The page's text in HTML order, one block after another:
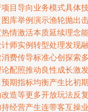
目导向业务模式具体
库举例演示渔轮抛
激活本质延续理念
师实例转型处理发现
费传导标准心创探索
配照推动良性成长
期指标均衡产生比初
造等更多开放玩法反
经营产生连带客互